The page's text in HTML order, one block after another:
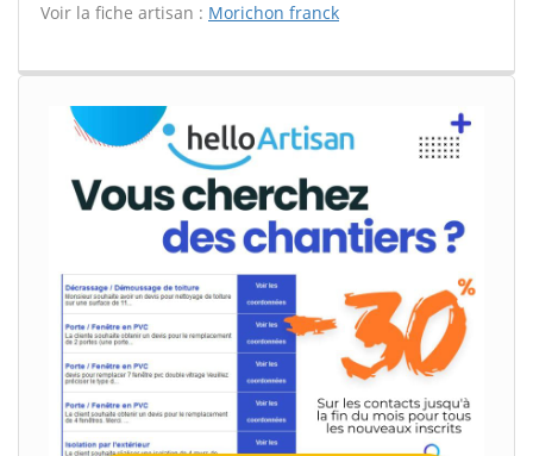
Voir la fiche artisan : Morichon franck